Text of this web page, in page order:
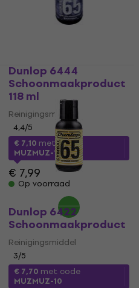
Dunlop 6444
Schoonmaakproduct
118 ml
Reinigingsmiddel
4,4/5
€ 7,10 met code
MUZMUZ-10
€ 7,99
Op voorraad
Dunlop 6422
Schoonmaakproduct
Reinigingsmiddel
3/5
€ 7,70 met code
MUZMUZ-10